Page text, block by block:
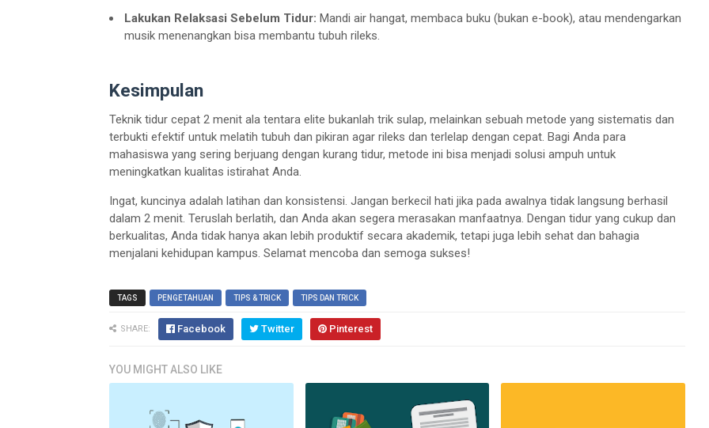
Lakukan Relaksasi Sebelum Tidur: Mandi air hangat, membaca buku (bukan e-book), atau mendengarkan
musik menenangkan bisa membantu tubuh rileks.
Kesimpulan
Teknik tidur cepat 2 menit ala tentara elite bukanlah trik sulap, melainkan sebuah metode yang sistematis dan
terbukti efektif untuk melatih tubuh dan pikiran agar rileks dan terlelap dengan cepat. Bagi Anda para
mahasiswa yang sering berjuang dengan kurang tidur, metode ini bisa menjadi solusi ampuh untuk
meningkatkan kualitas istirahat Anda.
Ingat, kuncinya adalah latihan dan konsistensi. Jangan berkecil hati jika pada awalnya tidak langsung berhasil
dalam 2 menit. Teruslah berlatih, dan Anda akan segera merasakan manfaatnya. Dengan tidur yang cukup dan
berkualitas, Anda tidak hanya akan lebih produktif secara akademik, tetapi juga lebih sehat dan bahagia
menjalani kehidupan kampus. Selamat mencoba dan semoga sukses!
TAGS PENGETAHUAN TIPS & TRICK TIPS DAN TRICK
SHARE: Facebook Twitter Pinterest
YOU MIGHT ALSO LIKE